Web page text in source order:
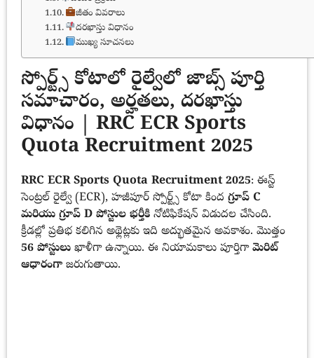
జీతం వివరాలు
దరఖాస్తు విధానం
ముఖ్య సూచనలు
స్పోర్ట్స్ కోటాలో రైల్వేలో జాబ్స్ పూర్తి
సమాచారం, అర్హతలు, దరఖాస్తు
విధానం | RRC ECR Sports
Quota Recruitment 2025
RRC ECR Sports Quota Recruitment 2025: ఈస్ట్
సెంట్రల్ రైల్వే (ECR), హజీపూర్ స్పోర్ట్స్ కోటా కింద గ్రూప్ C
మరియు గ్రూప్ D పోస్టుల భర్తీకి నోటిఫికేషన్ విడుదల చేసింది.
క్రీడల్లో ప్రతిభ కలిగిన అథ్లెట్లకు ఇది అద్భుతమైన అవకాశం. మొత్తం
56 పోస్టులు ఖాళీగా ఉన్నాయి. ఈ నియామకాలు పూర్తిగామెరిట్
ఆధారంగా జరుగుతాయి.